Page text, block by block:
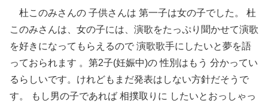
杜このみさんの 子供さんは 第一子は女の子でした。 杜
このみさんは、女の子には、 演歌をたっぷり聞かせて演歌
を好きになってもらえるので 演歌歌手にしたいと夢を語
っておられます 。第2子(妊娠中)の 性別はもう 分かってい
るらしいです。 けれどもまだ発表はしない方針だそうで
す。 もし男の子であれば 相撲取りに したいとおっしゃっ